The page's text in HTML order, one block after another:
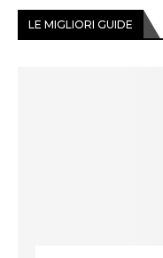
LE MIGLIORI GUIDE